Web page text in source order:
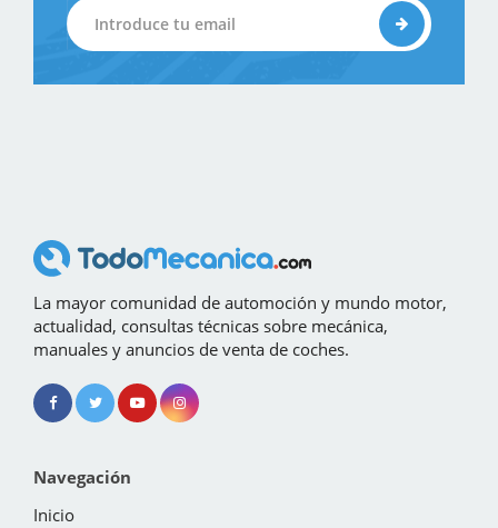
La mayor comunidad de automoción y mundo motor,
actualidad, consultas técnicas sobre mecánica,
manuales y anuncios de venta de coches.
Navegación
Inicio